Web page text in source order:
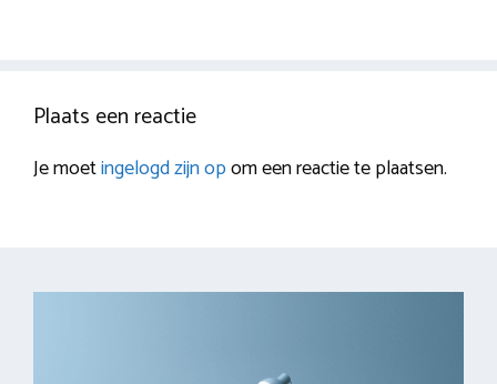
Plaats een reactie
Je moetingelogd zijn opom een reactie te plaatsen.